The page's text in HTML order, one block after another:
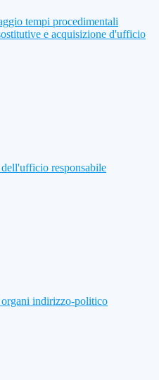
tempi procedimentali
e acquisizione d'ufficio
responsabile
indirizzo-politico